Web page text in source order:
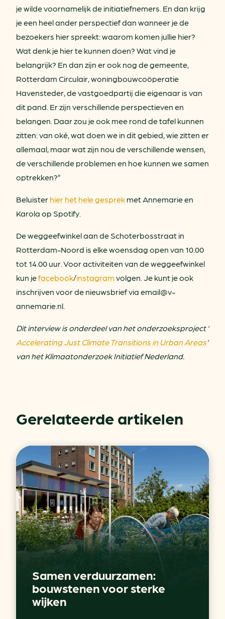
je wilde voornamelijk de initiatiefnemers. En dan krijg
je een heel ander perspectief dan wanneer je de
bezoekers hier spreekt: waarom komen jullie hier?
Wat denk je hier te kunnen doen? Wat vind je
belangrijk? En dan zijn er ook nog de gemeente,
Rotterdam Circulair, woningbouwcoöperatie
Havensteder, de vastgoedpartij die eigenaar is van
dit pand. Er zijn verschillende perspectieven en
belangen. Daar zou je ook mee rond de tafel kunnen
zitten: van oké, wat doen we in dit gebied, wie zitten er
allemaal, maar wat zijn nou de verschillende wensen,
de verschillende problemen en hoe kunnen we samen
optrekken?”
Beluister hier het hele gesprek met Annemarie en
Karola op Spotify.
De weggeefwinkel aan de Schoterbosstraat in
Rotterdam-Noord is elke woensdag open van 10.00
tot 14.00 uur. Voor activiteiten van de weggeefwinkel
kun jefacebook/instagram volgen. Je kunt je ook
inschrijven voor de nieuwsbrief via email@v-
annemarie.nl.
Dit interview is onderdeel van het onderzoeksproject ‘
Accelerating Just Climate Transitions in Urban Areas
van het Klimaatonderzoek Initiatief Nederland.
Gerelateerde artikelen
Samen verduurzamen:
bouwstenen voor sterke
wijken